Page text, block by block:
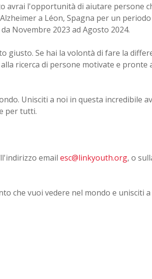
avrai l'opportunità di aiutare persone
a Léon, Spagna per un periodo
Novembre 2023 ad Agosto 2024.
giusto. Se hai la volontà di fare la
ricerca di persone motivate e pronte
Unisciti a noi in questa incredibile
per tutti.
email esc@linkyouth.org, o
che vuoi vedere nel mondo e unisciti